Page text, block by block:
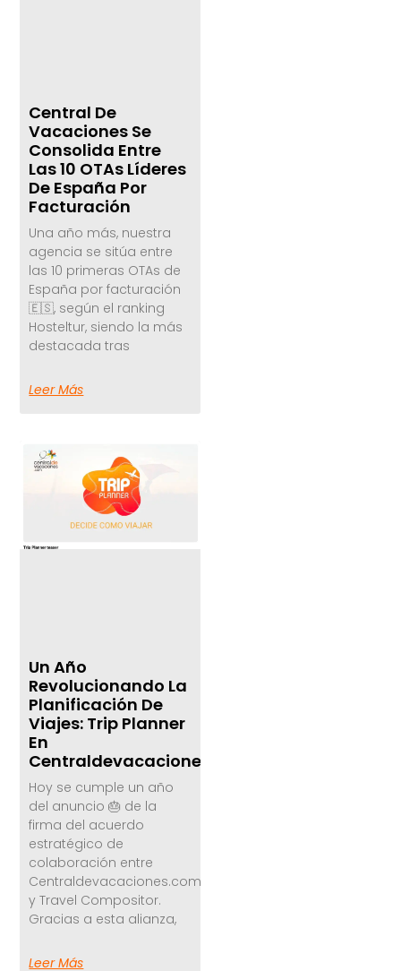
Central De
Vacaciones Se
Consolida Entre
Las 10 OTAs Líderes
De España Por
Facturación
Una año más, nuestra
agencia se sitúa entre
las 10 primeras OTAs de
España por facturación
🇪🇸, según el ranking
Hosteltur, siendo la más
destacada tras
Leer Más
Un Año
Revolucionando La
Planificación De
Viajes: Trip Planner
En
Centraldevacaciones.com
Hoy se cumple un año
del anuncio 🎂 de la
firma del acuerdo
estratégico de
colaboración entre
Centraldevacaciones.com
y Travel Compositor.
Gracias a esta alianza,
Leer Más